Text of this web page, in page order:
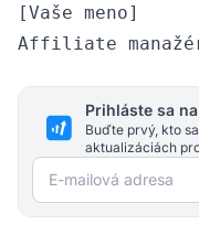
[Vaše meno]
Prihláste sa
Buďte prvý, kto
aktualizáciách
E-mailová adresa